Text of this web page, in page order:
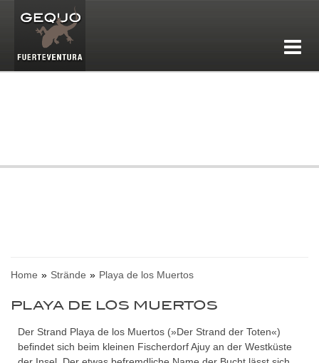
Home Strände Playa de los Muertos
PLAYA DE LOS MUERTOS
Der Strand Playa de los Muertos (»Der Strand der Toten«)
befindet sich beim kleinen Fischerdorf Ajuy an der Westküste